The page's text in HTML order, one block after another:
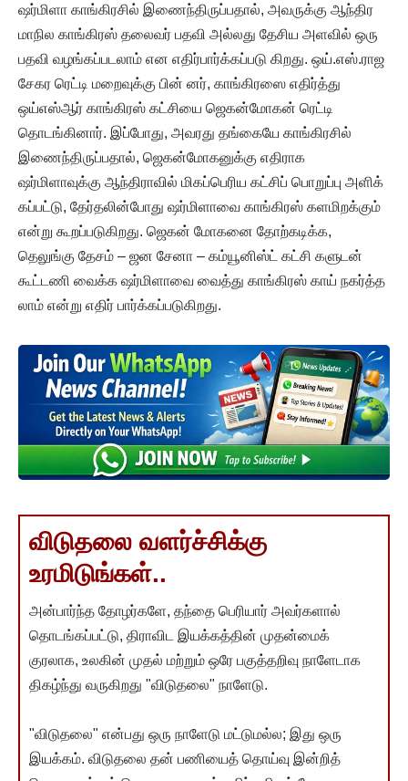
ஷர்மிளா காங்கிரசில் இணைந்திருப்பதால், அவருக்கு ஆந்திர
மாநில காங்கிரஸ் தலைவர் பதவி அல்லது தேசிய அளவில் ஒரு
பதவி வழங்கப்படலாம் என எதிர்பார்க்கப்படு கிறது. ஒய்.எஸ்.ராஜ
சேகர ரெட்டி மறைவுக்கு பின் னர், காங்கிரஸை எதிர்த்து
ஒய்எஸ்ஆர் காங்கிரஸ் கட்சியை ஜெகன்மோகன் ரெட்டி
தொடங்கினார். இப்போது, அவரது தங்கையே காங்கிரசில்
இணைந்திருப்பதால், ஜெகன்மோகனுக்கு எதிராக
ஷர்மிளாவுக்கு ஆந்திராவில் மிகப்பெரிய கட்சிப் பொறுப்பு அளிக்
கப்பட்டு, தேர்தலின்போது ஷர்மிளாவை காங்கிரஸ் களமிறக்கும்
என்று கூறப்படுகிறது. ஜெகன் மோகனை தோற்கடிக்க,
தெலுங்கு தேசம் – ஜன சேனா – கம்யூனிஸ்ட் கட்சி களுடன்
கூட்டணி வைக்க ஷர்மிளாவை வைத்து காங்கிரஸ் காய் நகர்த்த
லாம் என்று எதிர் பார்க்கப்படுகிறது.
விடுதலை வளர்ச்சிக்கு
உரமிடுங்கள்..
அன்பார்ந்த தோழர்களே, தந்தை பெரியார் அவர்களால்
தொடங்கப்பட்டு, திராவிட இயக்கத்தின் முதன்மைக்
குரலாக, உலகின் முதல் மற்றும் ஒரே பகுத்தறிவு நாளேடாக
திகழ்ந்து வருகிறது "விடுதலை" நாளேடு.
"விடுதலை" என்பது ஒரு நாளேடு மட்டுமல்ல; இது ஒரு
இயக்கம். விடுதலை தன் பணியைத் தொய்வு இன்றித்